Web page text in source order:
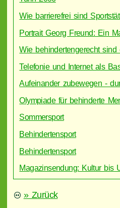
Wie barrierefrei sind
Portrait Georg Freund: Ein
Wie behindertengerecht sind
Telefonie und Internet als
Aufeinander zubewegen -
Olympiade für behinderte
Sommersport
Behindertensport
Behindertensport
Magazinsendung: Kultur bis
» Zurück